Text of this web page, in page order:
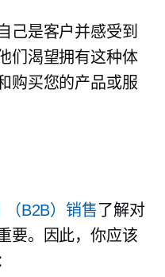
己是客户并感受到
们渴望拥有这种体
购买您的产品或服
（B2B）销售了解对
要。因此，你应该